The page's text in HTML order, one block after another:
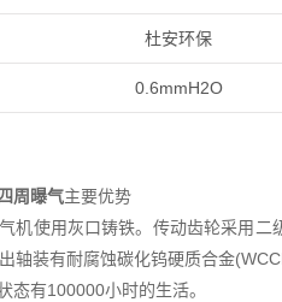
杜安环保
0.6mmH2O
周曝气主要优势
机使用灰口铸铁。传动齿轮采用
轴装有耐腐蚀碳化钨硬质合金
态有100000小时的生活。